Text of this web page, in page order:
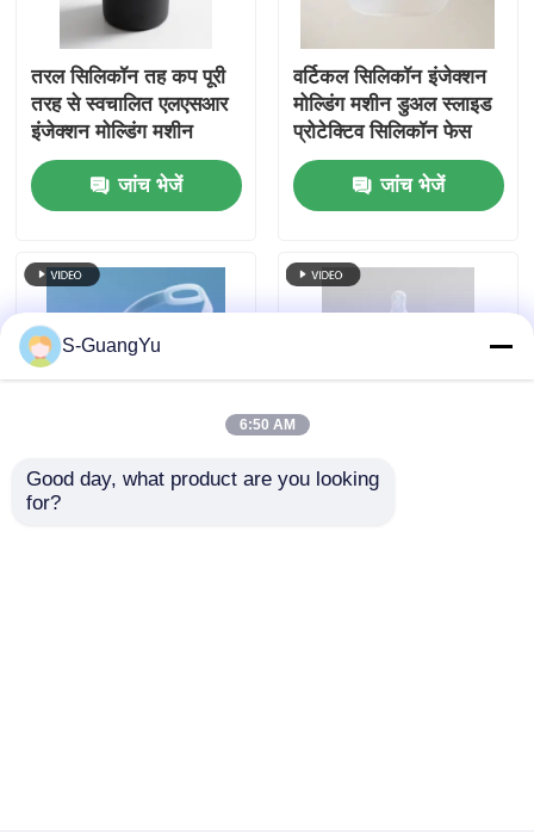
तरल सिलिकॉन तह कप पूरी
तरह से स्वचालित एलएसआर
इंजेक्शन मोल्डिंग मशीन
ऊर्ध्वाधर
जांच भेजें
वर्टिकल सिलिकॉन इंजेक्शन
मोल्डिंग मशीन डुअल स्लाइड
प्रोटेक्टिव सिलिकॉन फेस
शील्ड
जांच भेजें
200t लिक्विड सिलिकॉन रबर
बेबी बोतल और पेसिफायर
S-GuangYu
6:50 AM
Good day, what product are you looking
for?